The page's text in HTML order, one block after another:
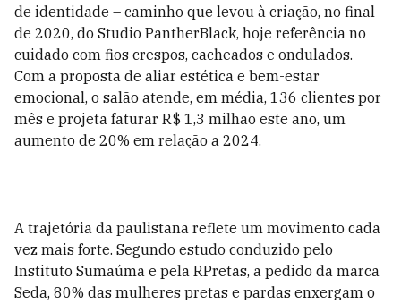
de identidade – caminho que levou à criação, no final
de 2020, do Studio PantherBlack, hoje referência no
cuidado com fios crespos, cacheados e ondulados.
Com a proposta de aliar estética e bem-estar
emocional, o salão atende, em média, 136 clientes por
mês e projeta faturar R$ 1,3 milhão este ano, um
aumento de 20% em relação a 2024.
A trajetória da paulistana reflete um movimento cada
vez mais forte. Segundo estudo conduzido pelo
Instituto Sumaúma e pela RPretas, a pedido da marca
Seda, 80% das mulheres pretas e pardas enxergam o